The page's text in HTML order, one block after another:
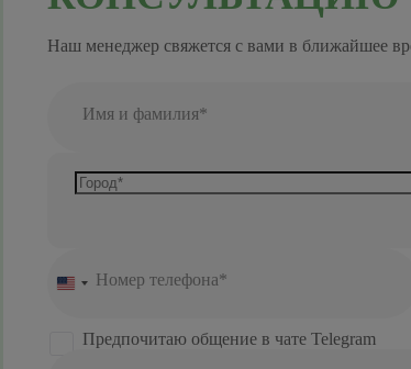
Наш менеджер свяжется с вами в ближайшее
Имя и фамилия*
UnitedНомер телефона*
Предпочитаю общение в чате Telegram